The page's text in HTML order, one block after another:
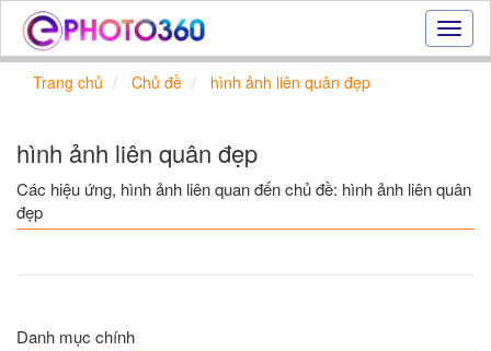
Hiệu
ứng
đẹp
tuyến,
Trang chủ Chủ đề hình ảnh liên quân đẹp
hình ảnh liên quân đẹp
Các hiệu ứng, hình ảnh liên quan đến chủ đề: hình ảnh liên quân
đẹp
Danh mục chính